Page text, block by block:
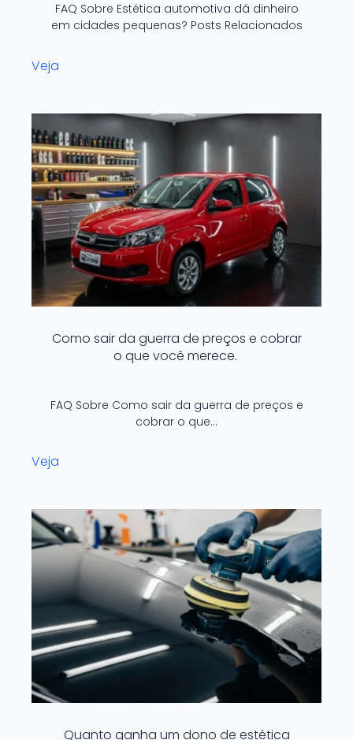
FAQ Sobre Estética automotiva dá dinheiro
em cidades pequenas? Posts Relacionados
Veja
Como sair da guerra de preços e cobrar
o que você merece.
FAQ Sobre Como sair da guerra de preços e
cobrar o que…
Veja
Quanto ganha um dono de estética